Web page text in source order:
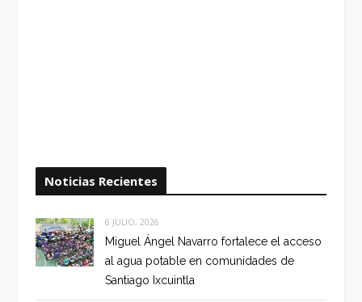
Noticias Recientes
6 JULIO, 2026
Miguel Ángel Navarro fortalece el acceso
al agua potable en comunidades de
Santiago Ixcuintla